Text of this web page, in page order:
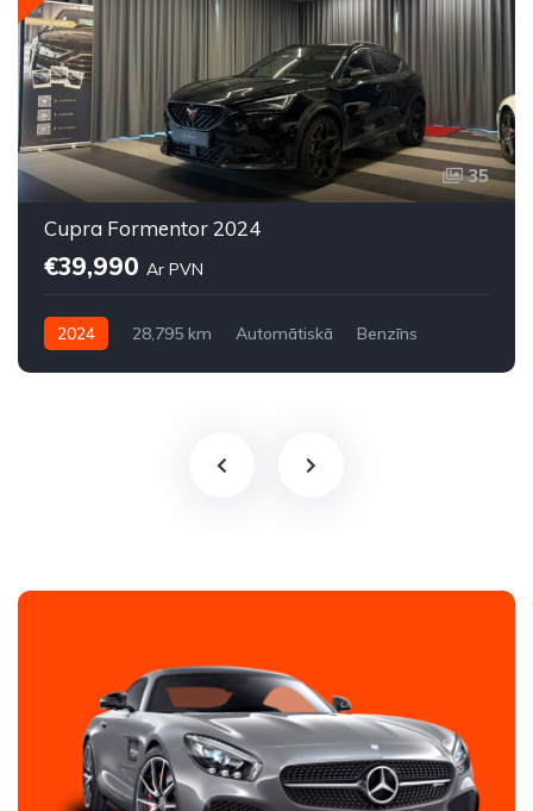
35
Cupra Formentor 2024
€39,990 Ar PVN
2024 28,795 km Automātiskā
Benzīns